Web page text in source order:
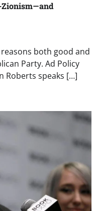
Zionism—and
both good and
Party. Ad Policy
Roberts speaks […]